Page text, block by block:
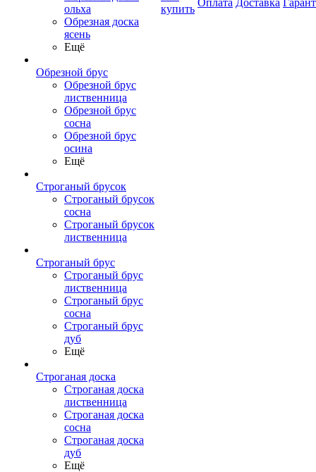
ольха
Обрезная доска
ясень
Ещё
Обрезной брус
Обрезной брус
лиственница
Обрезной брус
сосна
Обрезной брус
осина
Ещё
Строганый брусок
Строганый брусок
сосна
Строганый брусок
лиственница
Строганый брус
Строганый брус
лиственница
Строганый брус
сосна
Строганый брус
дуб
Ещё
Строганая доска
Строганая доска
лиственница
Строганая доска
сосна
Строганая доска
дуб
Ещё
купить
Оплата Доставка